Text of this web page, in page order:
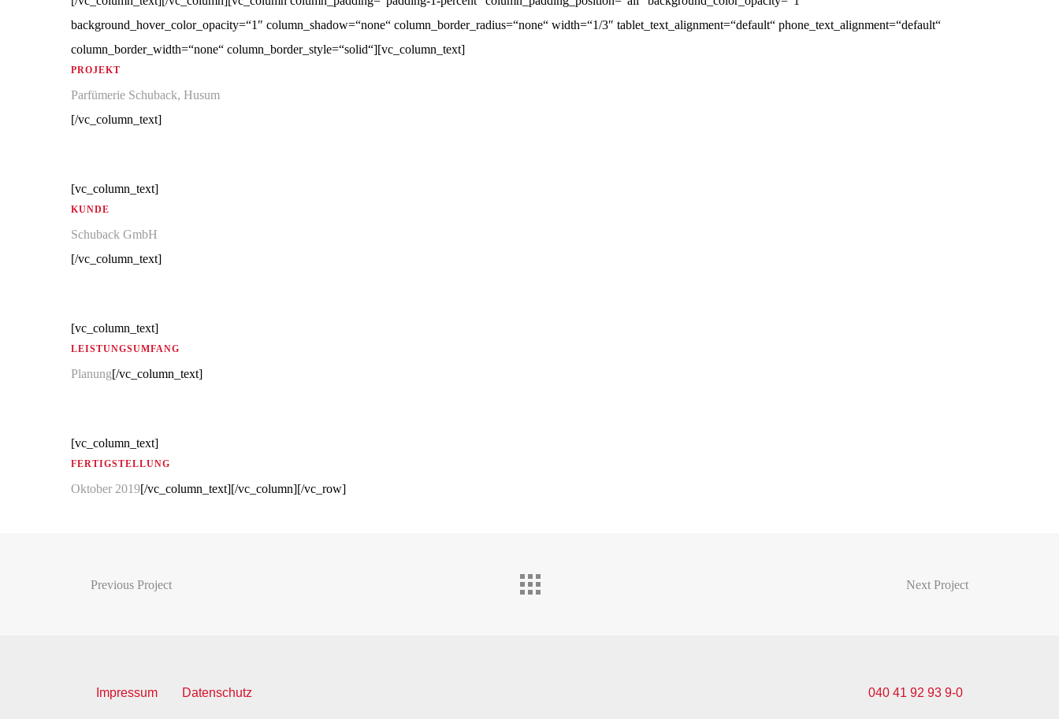
background_hover_color_opacity=“1″ column_shadow=“none“ column_border_radius=“none“ width=“1/3″ tablet_text_alignment=“default“ phone_text_alignment=“default“
column_border_width=“none“ column_border_style=“solid“][vc_column_text]
PROJEKT
Parfümerie Schuback, Husum
[/vc_column_text]
[vc_column_text]
KUNDE
Schuback GmbH
[/vc_column_text]
[vc_column_text]
LEISTUNGSUMFANG
Planung[/vc_column_text]
[vc_column_text]
FERTIGSTELLUNG
Oktober 2019[/vc_column_text][/vc_column][/vc_row]
Previous Project Next Project
Impressum Datenschutz 040 41 92 93 9-0